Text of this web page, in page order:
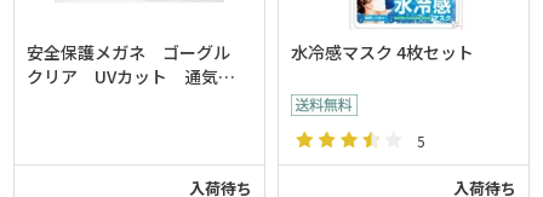
安全保護メガネ ゴーグル
クリア UVカット 通気孔
入荷待ち
水冷感マスク 4枚セット
5
入荷待ち